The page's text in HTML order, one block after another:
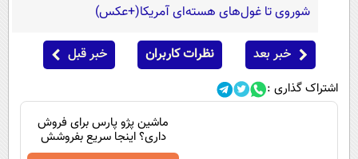
شوروی تا غول‌های هسته‌ای آمریکا(+عکس)
خبر بعد نظرات کاربران خبر قبل
اشتراک گذاری :
ماشین پژو پارس برای فروش
داری؟ اینجا سریع بفروشش